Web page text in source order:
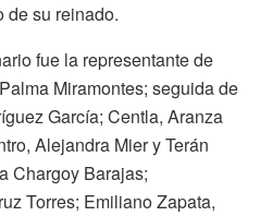
de su reinado.
fue la representante de
Miramontes; seguida de
García; Centla, Aranza
Alejandra Mier y Terán
Chargoy Barajas;
Torres; Emiliano Zapata,